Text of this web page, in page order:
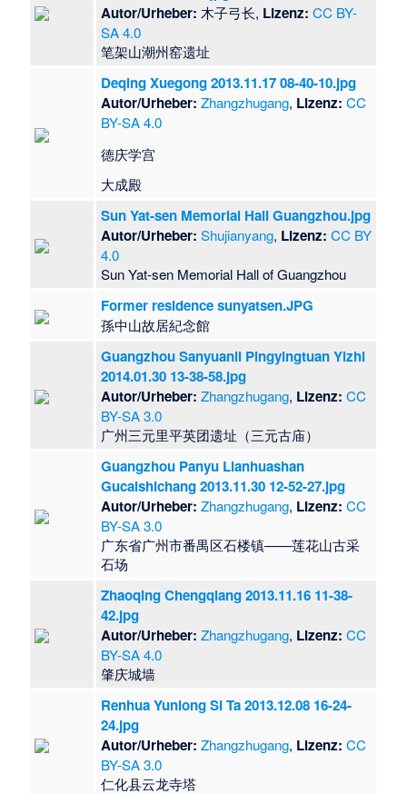
Autor/Urheber: 木子弓长, Lizenz: CC BY-
SA 4.0
​笔架山潮州窑遗址
Deqing Xuegong 2013.11.17 08-40-10.jpg
Autor/Urheber: Zhangzhugang, Lizenz: CC
BY-SA 4.0
德庆学宫
大成殿
Sun Yat-sen Memorial Hall Guangzhou.jpg
Autor/Urheber: Shujianyang, Lizenz: CC BY
4.0
Sun Yat-sen Memorial Hall of Guangzhou
Former residence sunyatsen.JPG
​孫中山故居紀念館
Guangzhou Sanyuanli Pingyingtuan Yizhi
2014.01.30 13-38-58.jpg
Autor/Urheber: Zhangzhugang, Lizenz: CC
BY-SA 3.0
广州三元里平英团遗址（三元古庙）
Guangzhou Panyu Lianhuashan
Gucaishichang 2013.11.30 12-52-27.jpg
Autor/Urheber: Zhangzhugang, Lizenz: CC
BY-SA 3.0
广东省广州市番禺区石楼镇——莲花山古采
石场
Zhaoqing Chengqiang 2013.11.16 11-38-
42.jpg
Autor/Urheber: Zhangzhugang, Lizenz: CC
BY-SA 4.0
肇庆城墙
Renhua Yunlong Si Ta 2013.12.08 16-24-
24.jpg
Autor/Urheber: Zhangzhugang, Lizenz: CC
BY-SA 3.0
仁化县云龙寺塔